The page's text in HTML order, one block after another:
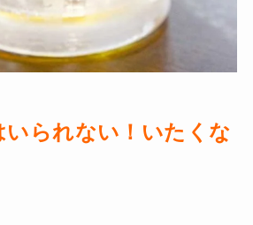
いられない！いたくな